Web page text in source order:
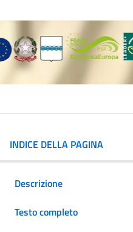
INDICE DELLA PAGINA
Descrizione
Testo completo